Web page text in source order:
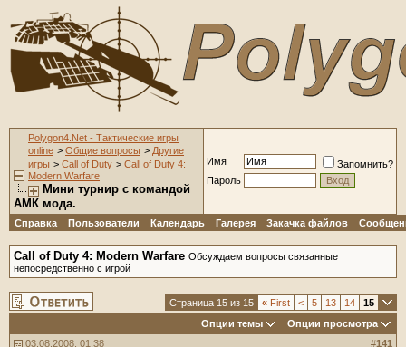
Polygon4.Net - Тактические игры
online > Общие вопросы > Другие
игры > Call of Duty > Call of Duty 4:
Modern Warfare
Мини турнир с командой
АМК мода.
Имя
Запомнить?
Пароль
Справка Пользователи Календарь Галерея Закачка файлов
Call of Duty 4: Modern Warfare Обсуждаем вопросы связанные
непосредственно с игрой
Страница 15 из 15 « First < 5 13 14
15
Опции темы
Опции просмотра
03.08.2008, 01:38
#141